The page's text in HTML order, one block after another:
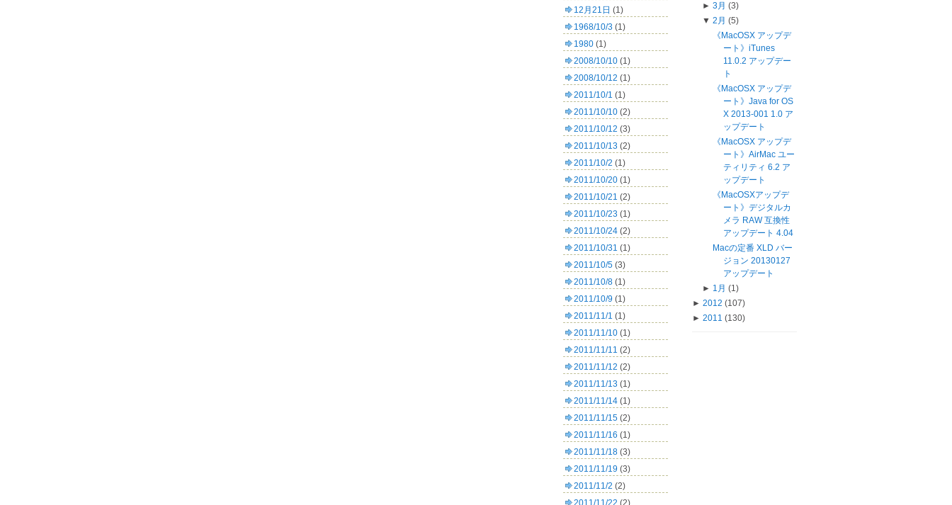
12月21日 (1)
1968/10/3 (1)
1980 (1)
2008/10/10 (1)
2008/10/12 (1)
2011/10/1 (1)
2011/10/10 (2)
2011/10/12 (3)
2011/10/13 (2)
2011/10/2 (1)
2011/10/20 (1)
2011/10/21 (2)
2011/10/23 (1)
2011/10/24 (2)
2011/10/31 (1)
2011/10/5 (3)
2011/10/8 (1)
2011/10/9 (1)
2011/11/1 (1)
2011/11/10 (1)
2011/11/11 (2)
2011/11/12 (2)
2011/11/13 (1)
2011/11/14 (1)
2011/11/15 (2)
2011/11/16 (1)
2011/11/18 (3)
2011/11/19 (3)
2011/11/2 (2)
2011/11/22 (2)
► 3月 (3)
▼ 2月 (5)
《MacOSX アップデ
ート》iTunes
11.0.2 アップデー
ト
《MacOSX アップデ
ート》Java for OS
X 2013-001 1.0 ア
ップデート
《MacOSX アップデ
ート》AirMac ユー
ティリティ 6.2 ア
ップデート
《MacOSXアップデ
ート》デジタルカ
メラ RAW 互換性
アップデート 4.04
Macの定番 XLD バー
ジョン 20130127
アップデート
► 1月 (1)
► 2012 (107)
► 2011 (130)